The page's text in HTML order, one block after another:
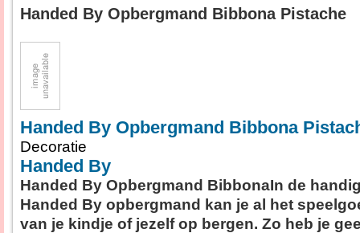
Handed By Opbergmand Bibbona Pistache
Handed By Opbergmand Bibbona
Decoratie
Handed By
Handed By Opbergmand BibbonaIn de
Handed By opbergmand kan je al het
van je kindje of jezelf op bergen. Zo heb je